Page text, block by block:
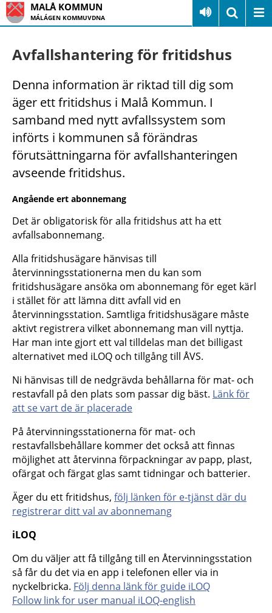
MALÅ KOMMUN
MÁLÁGEN KOMMUVDNA
Avfallshantering för fritidshus
Denna information är riktad till dig som
äger ett fritidshus i Malå Kommun. I
samband med nytt avfallssystem som
införts i kommunen så förändras
förutsättningarna för avfallshanteringen
avseende fritidshus.
Angående ert abonnemang
Det är obligatorisk för alla fritidshus att ha ett
avfallsabonnemang.
Alla fritidshusägare hänvisas till
återvinningsstationerna men du kan som
fritidshusägare ansöka om abonnemang för eget kärl
i stället för att lämna ditt avfall vid en
återvinningsstation. Samtliga fritidshusägare måste
aktivt registrera vilket abonnemang man vill nyttja.
Har man inte gjort ett val tilldelas man det billigast
alternativet med iLOQ och tillgång till ÅVS.
Ni hänvisas till de nedgrävda behållarna för mat- och
restavfall på den plats som passar dig bäst. Länk för
att se vart de är placerade
På återvinningsstationerna för mat- och
restavfallsbehållare kommer det också att finnas
möjlighet att återvinna förpackningar av papp, plast,
ofärgat och färgat glas samt tidningar och batterier.
Äger du ett fritidshus, följ länken för e-tjänst där du
registrerar ditt val av abonnemang
iLOQ
Om du väljer att få tillgång till en Återvinningsstation
så får du det via en app i telefonen eller via in
nyckelbricka. Följ denna länk för guide iLOQ
Follow link for user manual iLOQ-english